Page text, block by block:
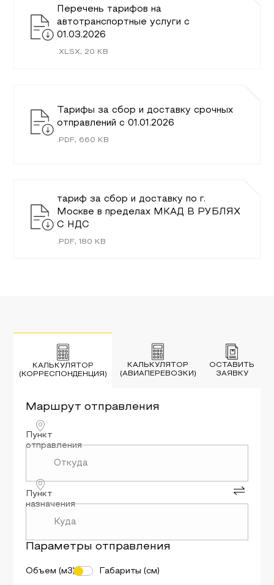
Перечень тарифов на
автотранспортные услуги c
01.03.2026
XLSX, 20 KB
Тарифы за сбор и доставку срочных
отправлений с 01.01.2026
. PDF, 660 KB
тариф за сбор и доставку по г.
Москве в пределах МКАД В РУБЛЯХ
С НДС
PDF,180 KB
КАЛЬКУЛЯТОР
(КОРРЕСПОНДЕНЦИЯ)
КАЛЬКУЛЯТОР
(АВИАПЕРЕВОЗКИ)
ОСТАВИТЬ
ЗАЯВКУ
Маршрутотправления
Пункт
отправления
Пункт
назначения
Параметрыотправления
Объем (м3) Габариты (см)